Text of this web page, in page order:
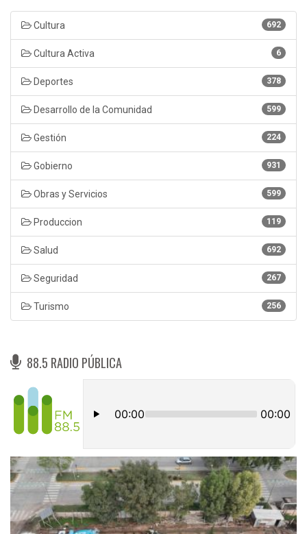
692
Cultura
6
Cultura Activa
378
Deportes
599
Desarrollo de la Comunidad
224
Gestión
931
Gobierno
599
Obras y Servicios
119
Produccion
692
Salud
267
Seguridad
256
Turismo
88.5 RADIO PÚBLICA